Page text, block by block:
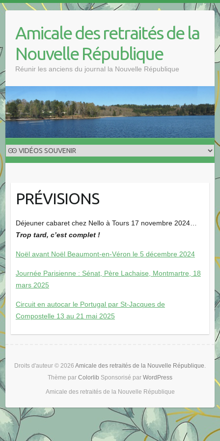
Skip
contentAmicale des retraités de la
Nouvelle République
Réunir les anciens du journal la Nouvelle République
PRÉVISIONS
Déjeuner cabaret chez Nello à Tours 17 novembre 2024…
Trop tard, c’est complet !
Noël avant Noël Beaumont-en-Véron le 5 décembre 2024
Journée Parisienne : Sénat, Père Lachaise, Montmartre, 18
mars 2025
Circuit en autocar le Portugal par St-Jacques de
Compostelle 13 au 21 mai 2025
Droits d'auteur © 2026 Amicale des retraités de la Nouvelle République
Thème par Colorlib Sponsorisé par WordPress
Amicale des retraités de la Nouvelle République